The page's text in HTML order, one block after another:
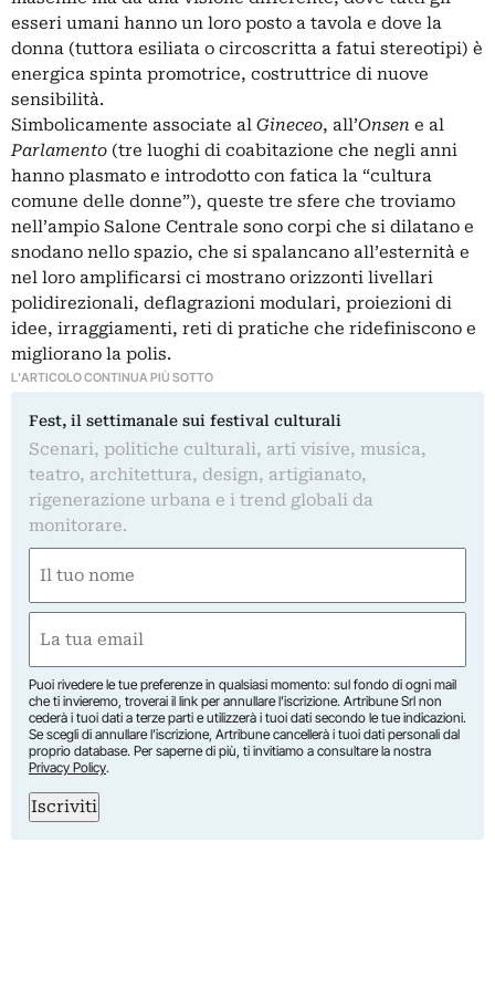
esseri umani hanno un loro posto a tavola e dove la
donna (tuttora esiliata o circoscritta a fatui stereotipi) è
energica spinta promotrice, costruttrice di nuove
sensibilità.
Simbolicamente associate al Gineceo, all’Onsen e al
Parlamento (tre luoghi di coabitazione che negli anni
hanno plasmato e introdotto con fatica la “cultura
comune delle donne”), queste tre sfere che troviamo
nell’ampio Salone Centrale sono corpi che si dilatano e
snodano nello spazio, che si spalancano all’esternità e
nel loro amplificarsi ci mostrano orizzonti livellari
polidirezionali, deflagrazioni modulari, proiezioni di
idee, irraggiamenti, reti di pratiche che ridefiniscono e
migliorano la polis.
L'ARTICOLO CONTINUA PIÙ SOTTO
Fest, il settimanale sui festival culturali
Scenari, politiche culturali, arti visive, musica,
teatro, architettura, design, artigianato,
rigenerazione urbana e i trend globali da
monitorare.
(Required)
First
(Required)
Puoi rivedere le tue preferenze in qualsiasi momento: sul fondo di ogni mail
che ti invieremo, troverai il link per annullare l’iscrizione. Artribune Srl non
cederà i tuoi dati a terze parti e utilizzerà i tuoi dati secondo le tue indicazioni.
Se scegli di annullare l’iscrizione, Artribune cancellerà i tuoi dati personali dal
proprio database. Per saperne di più, ti invitiamo a consultare la nostra
Privacy Policy.
Iscriviti